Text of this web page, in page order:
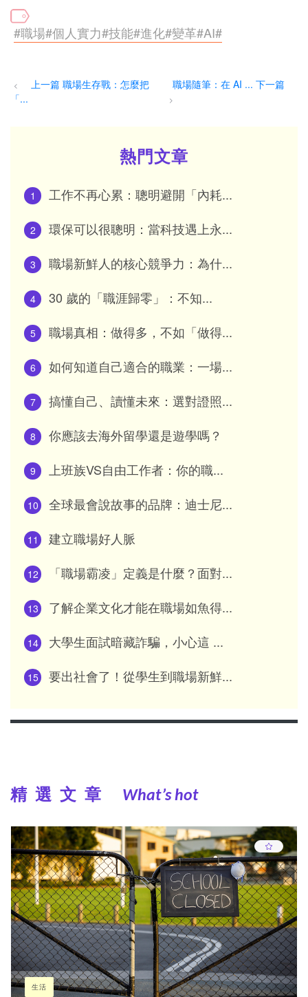
#職場#個人實力#技能#進化#變革#AI#
<
上一篇 職場生存戰：怎麼把
「...
職場隨筆：在 AI ... 下一篇
>
熱門文章
1 工作不再心累：聰明避開「內耗...
2 環保可以很聰明：當科技遇上永...
3 職場新鮮人的核心競爭力：為什...
4 30 歲的「職涯歸零」：不知...
5 職場真相：做得多，不如「做得...
6 如何知道自己適合的職業：一場...
7 搞懂自己、讀懂未來：選對證照...
8 你應該去海外留學還是遊學嗎？
9 上班族VS自由工作者：你的職...
10 全球最會說故事的品牌：迪士尼...
11 建立職場好人脈
12 「職場霸凌」定義是什麼？面對...
13 了解企業文化才能在職場如魚得...
14 大學生面試暗藏詐騙，小心這 ...
15 要出社會了！從學生到職場新鮮...
精選文章 What’s hot
生活